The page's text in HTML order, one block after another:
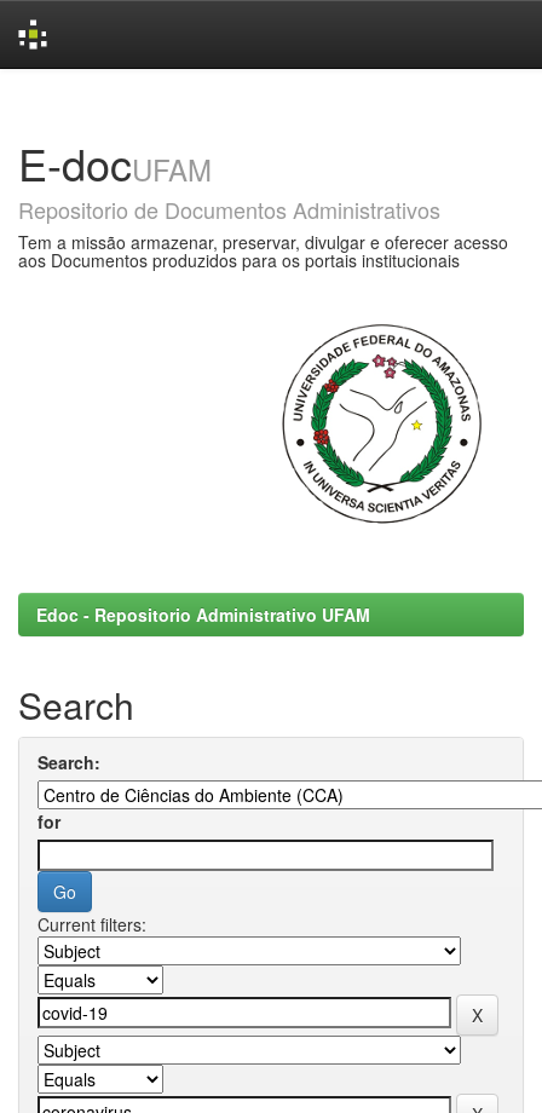
E-docUFAM
Repositorio de Documentos Administrativos
Tem a missão armazenar, preservar, divulgar e oferecer acesso
aos Documentos produzidos para os portais institucionais
Edoc - Repositorio Administrativo UFAM
Search
Search:
for
Current filters: